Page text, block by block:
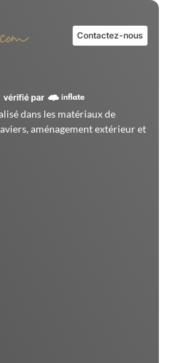
Contactez-nous
dans les matériaux de
aménagement extérieur et